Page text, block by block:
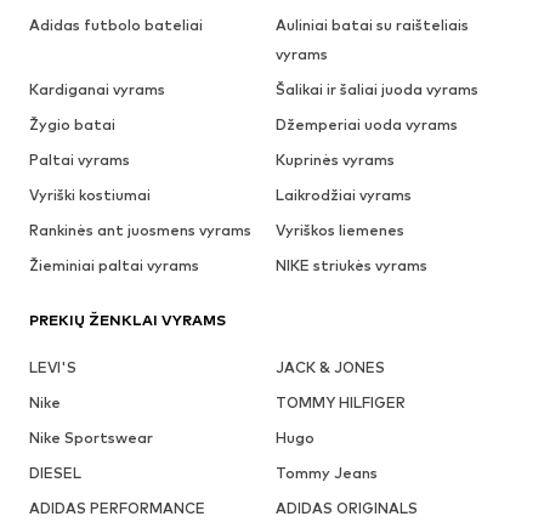
Adidas futbolo bateliai
Auliniai batai su raišteliais
vyrams
Kardiganai vyrams
Šalikai ir šaliai juoda vyrams
Žygio batai
Džemperiai uoda vyrams
Paltai vyrams
Kuprinės vyrams
Vyriški kostiumai
Laikrodžiai vyrams
Rankinės ant juosmens vyrams
Vyriškos liemenes
Žieminiai paltai vyrams
NIKE striukės vyrams
PREKIŲ ŽENKLAI VYRAMS
LEVI'S
JACK & JONES
Nike
TOMMY HILFIGER
Nike Sportswear
Hugo
DIESEL
Tommy Jeans
ADIDAS PERFORMANCE
ADIDAS ORIGINALS